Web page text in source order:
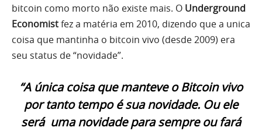
bitcoin como morto não existe mais. O Underground
Economistfez a matéria em 2010, dizendo que a unica
coisa que mantinha o bitcoin vivo (desde 2009) era
seu status de “novidade”.
“A única coisa que manteve o Bitcoin vivo
por tanto tempo é sua novidade. Ou ele
será uma novidade para sempre ou fará